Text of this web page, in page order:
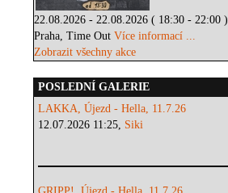
22.08.2026 - 22.08.2026 ( 18:30 - 22:00 )
Praha, Time OutVíce informací ...
Zobrazit všechny akce
POSLEDNÍ GALERIE
LAKKA, Újezd - Hella, 11.7.26
12.07.2026 11:25, Siki